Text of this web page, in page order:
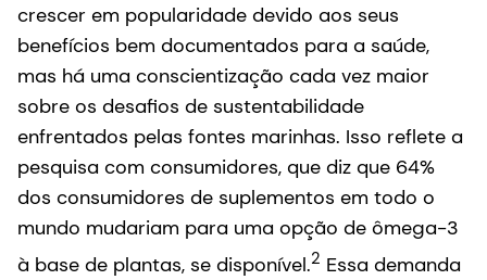
crescer em popularidade devido aos seus
benefícios bem documentados para a saúde,
mas há uma conscientização cada vez maior
sobre os desafios de sustentabilidade
enfrentados pelas fontes marinhas. Isso reflete a
pesquisa com consumidores, que diz que 64%
dos consumidores de suplementos em todo o
mundo mudariam para uma opção de ômega-3
à base de plantas, se disponível.2 Essa demanda